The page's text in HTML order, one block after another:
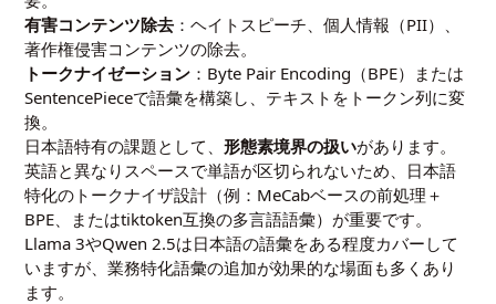
有害コンテンツ除去 ：ヘイトスピーチ、個人情報（PII）、
著作権侵害コンテンツの除去。
トークナイゼーション ：Byte Pair Encoding（BPE）または
SentencePieceで語彙を構築し、テキストをトークン列に変
換。
日本語特有の課題として、形態素境界の扱いがあります。
英語と異なりスペースで単語が区切られないため、日本語
特化のトークナイザ設計（例：MeCabベースの前処理＋
BPE、またはtiktoken互換の多言語語彙）が重要です。
Llama 3やQwen 2.5は日本語の語彙をある程度カバーして
いますが、業務特化語彙の追加が効果的な場面も多くあり
ます。